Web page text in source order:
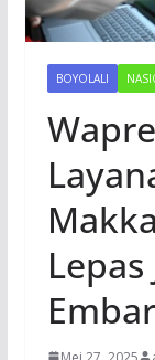
BOYOLALI